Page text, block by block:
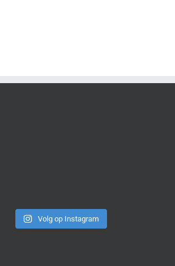
Volg op Instagram